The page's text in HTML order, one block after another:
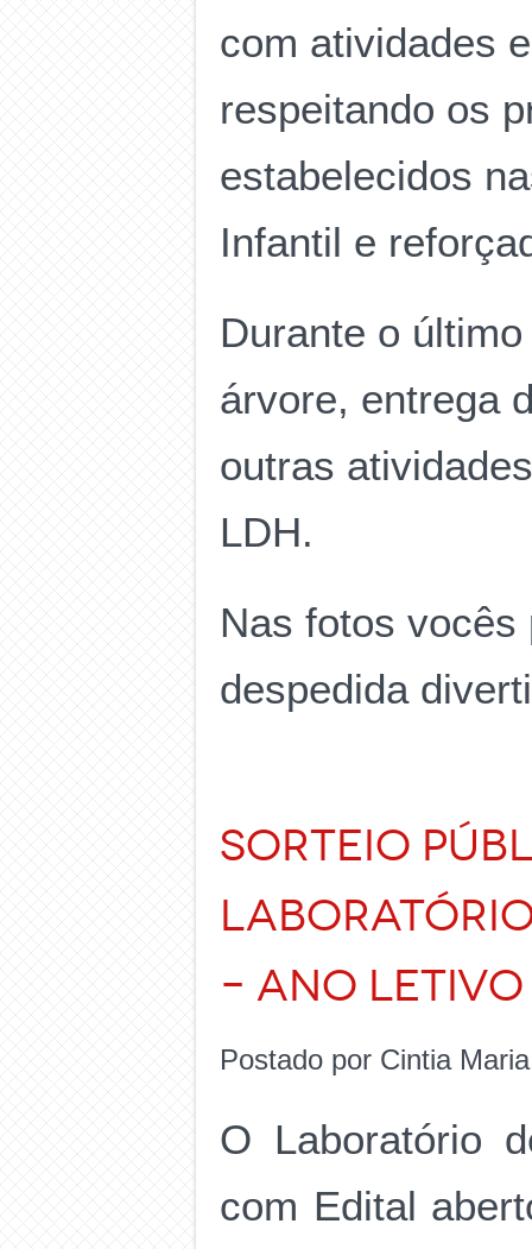
com atividades
respeitando os
estabelecidos
Infantil e
Durante o
árvore, entrega
outras
LDH.
Nas fotos vocês
despedida
Sorteio
Laboratório
– ano letivo
Postado por Cintia
O Laboratório
com Edital